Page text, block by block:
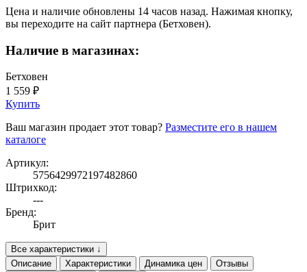
Цена и наличие обновлены 14 часов назад. Нажимая кнопку,
вы переходите на сайт партнера (Бетховен).
Наличие в магазинах:
Бетховен
1 559 ₽
Купить
Ваш магазин продает этот товар? Разместите его в нашем
каталоге
Артикул:
5756429972197482860
Штрихкод:
---
Бренд:
Брит
Все характеристики ↓
Описание
Характеристики Динамика цен
Отзывы